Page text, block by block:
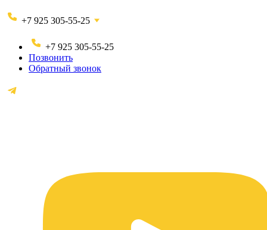
+7 925 305-55-25
+7 925 305-55-25
Позвонить
Обратный звонок